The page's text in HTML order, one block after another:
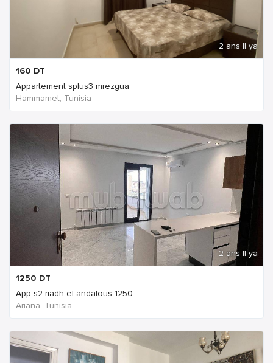
2 ans Il ya
160 DT
Appartement splus3 mrezgua
Hammamet, Tunisia
2 ans Il ya
1250 DT
App s2 riadh el andalous 1250
Ariana, Tunisia